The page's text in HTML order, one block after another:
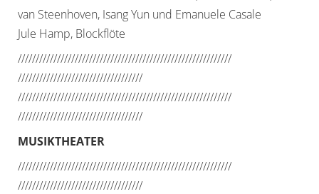
van Steenhoven, Isang Yun und Emanuele Casale
Jule Hamp, Blockflöte
////////////////////////////////////////////////////////////
///////////////////////////////////
////////////////////////////////////////////////////////////
///////////////////////////////////
MUSIKTHEATER
////////////////////////////////////////////////////////////
///////////////////////////////////